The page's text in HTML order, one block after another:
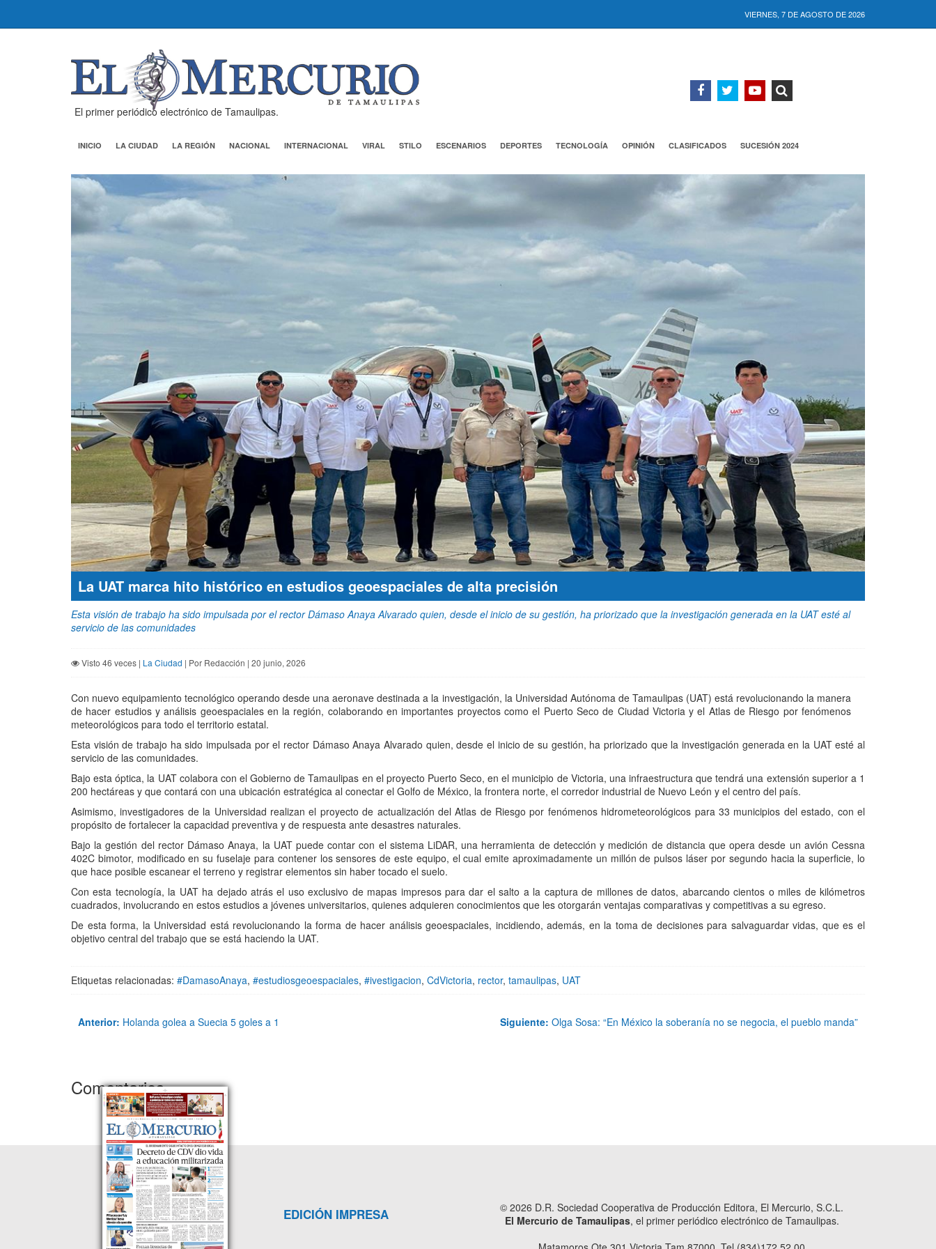
VIERNES, 7 DE AGOSTO DE 2026
El primer periódico electrónico de Tamaulipas.
INICIO LA CIUDAD LA REGIÓN NACIONAL INTERNACIONAL VIRAL STILO ESCENARIOS DEPORTES TECNOLOGÍA OPINIÓN CLASIFICADOS SUCESIÓN 2024
La UAT marca hito histórico en estudios geoespaciales de alta precisión
Esta visión de trabajo ha sido impulsada por el rector Dámaso Anaya Alvarado quien, desde el inicio de su gestión, ha priorizado que la investigación generada en la UAT esté al
servicio de las comunidades
Visto 46 veces | La Ciudad | Por Redacción | 20 junio, 2026
Con nuevo equipamiento tecnológico operando desde una aeronave destinada a la investigación, la Universidad Autónoma de Tamaulipas (UAT) está revolucionando la manera
de hacer estudios y análisis geoespaciales en la región, colaborando en importantes proyectos como el Puerto Seco de Ciudad Victoria y el Atlas de Riesgo por fenómenos
meteorológicos para todo el territorio estatal.
Esta visión de trabajo ha sido impulsada por el rector Dámaso Anaya Alvarado quien, desde el inicio de su gestión, ha priorizado que la investigación generada en la UAT esté al
servicio de las comunidades.
Bajo esta óptica, la UAT colabora con el Gobierno de Tamaulipas en el proyecto Puerto Seco, en el municipio de Victoria, una infraestructura que tendrá una extensión superior a 1
200 hectáreas y que contará con una ubicación estratégica al conectar el Golfo de México, la frontera norte, el corredor industrial de Nuevo León y el centro del país.
Asimismo, investigadores de la Universidad realizan el proyecto de actualización del Atlas de Riesgo por fenómenos hidrometeorológicos para 33 municipios del estado, con el
propósito de fortalecer la capacidad preventiva y de respuesta ante desastres naturales.
Bajo la gestión del rector Dámaso Anaya, la UAT puede contar con el sistema LiDAR, una herramienta de detección y medición de distancia que opera desde un avión Cessna
402C bimotor, modificado en su fuselaje para contener los sensores de este equipo, el cual emite aproximadamente un millón de pulsos láser por segundo hacia la superficie, lo
que hace posible escanear el terreno y registrar elementos sin haber tocado el suelo.
Con esta tecnología, la UAT ha dejado atrás el uso exclusivo de mapas impresos para dar el salto a la captura de millones de datos, abarcando cientos o miles de kilómetros
cuadrados, involucrando en estos estudios a jóvenes universitarios, quienes adquieren conocimientos que les otorgarán ventajas comparativas y competitivas a su egreso.
De esta forma, la Universidad está revolucionando la forma de hacer análisis geoespaciales, incidiendo, además, en la toma de decisiones para salvaguardar vidas, que es el
objetivo central del trabajo que se está haciendo la UAT.
Etiquetas relacionadas: #DamasoAnaya, #estudiosgeoespaciales, #ivestigacion, CdVictoria, rector, tamaulipas, UAT
Anterior: Holanda golea a Suecia 5 goles a 1 Siguiente: Olga Sosa: “En México la soberanía no se negocia, el pueblo manda”
Comentarios
EDICIÓN IMPRESA
© 2026 D.R. Sociedad Cooperativa de Producción Editora, El Mercurio, S.C.L.
El Mercurio de Tamaulipas, el primer periódico electrónico de Tamaulipas.